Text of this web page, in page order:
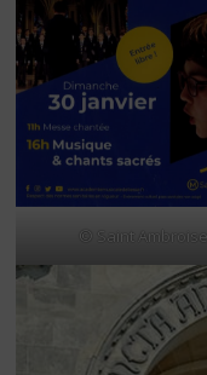
© Saint Ambroise